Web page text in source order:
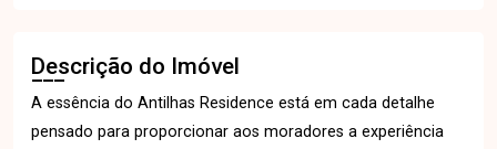
Descrição do Imóvel
A essência do Antilhas Residence está em cada detalhe
pensado para proporcionar aos moradores a experiência